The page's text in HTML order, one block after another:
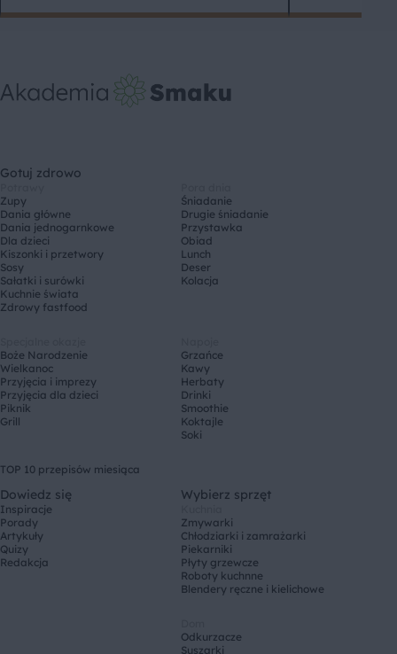
Gotuj zdrowo
Zupy
Dania główne
Dania jednogarnkowe
Dla dzieci
Kiszonki i przetwory
Sosy
Sałatki i surówki
Kuchnie świata
Zdrowy fastfood
Śniadanie
Drugie śniadanie
Przystawka
Obiad
Lunch
Deser
Kolacja
Boże Narodzenie
Wielkanoc
Przyjęcia i imprezy
Przyjęcia dla dzieci
Piknik
Grill
Grzańce
Kawy
Herbaty
Drinki
Smoothie
Koktajle
Soki
TOP 10 przepisów miesiąca
Dowiedz się
Inspiracje
Porady
Artykuły
Quizy
Redakcja
Wybierz sprzęt
Zmywarki
Chłodziarki i zamrażarki
Piekarniki
Płyty grzewcze
Roboty kuchnne
Blendery ręczne i kielichowe
Odkurzacze
Suszarki